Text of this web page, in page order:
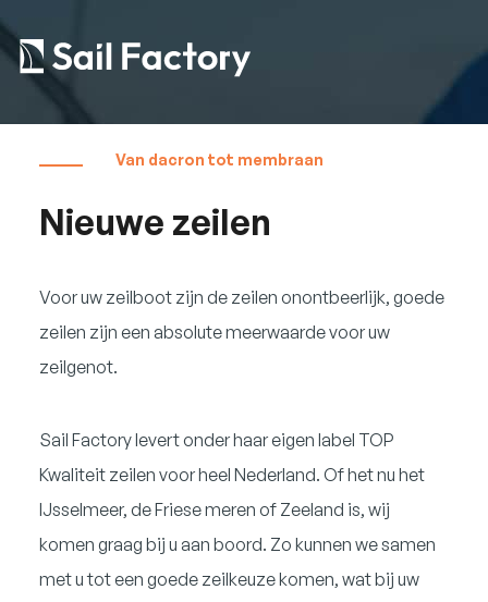
Van dacron tot membraan
Nieuwe zeilen
Voor uw zeilboot zijn de zeilen onontbeerlijk, goede
zeilen zijn een absolute meerwaarde voor uw
zeilgenot.
Sail Factory levert onder haar eigen label TOP
Kwaliteit zeilen voor heel Nederland. Of het nu het
IJsselmeer, de Friese meren of Zeeland is, wij
komen graag bij u aan boord. Zo kunnen we samen
met u tot een goede zeilkeuze komen, wat bij uw